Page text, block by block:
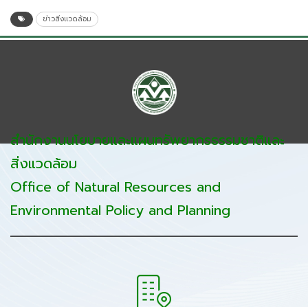
ข่าวสิ่งแวดล้อม
สำนักงานนโยบายและแผนทรัพยากรธรรมชาติและ
สิ่งแวดล้อม
Office of Natural Resources and
Environmental Policy and Planning